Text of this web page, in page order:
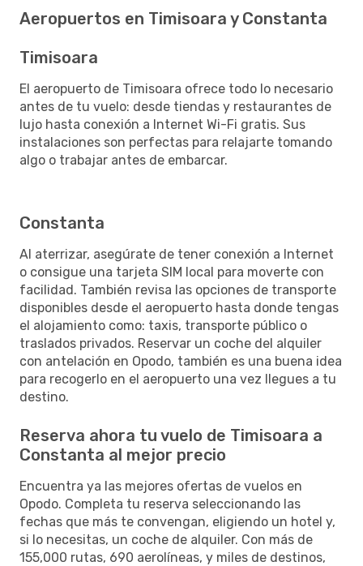
Aeropuertos en Timisoara y Constanta
Timisoara
El aeropuerto de Timisoara ofrece todo lo necesario
antes de tu vuelo: desde tiendas y restaurantes de
lujo hasta conexión a Internet Wi-Fi gratis. Sus
instalaciones son perfectas para relajarte tomando
algo o trabajar antes de embarcar.
Constanta
Al aterrizar, asegúrate de tener conexión a Internet
o consigue una tarjeta SIM local para moverte con
facilidad. También revisa las opciones de transporte
disponibles desde el aeropuerto hasta donde tengas
el alojamiento como: taxis, transporte público o
traslados privados. Reservar un coche del alquiler
con antelación en Opodo, también es una buena idea
para recogerlo en el aeropuerto una vez llegues a tu
destino.
Reserva ahora tu vuelo de Timisoara a
Constanta al mejor precio
Encuentra ya las mejores ofertas de vuelos en
Opodo. Completa tu reserva seleccionando las
fechas que más te convengan, eligiendo un hotel y,
si lo necesitas, un coche de alquiler. Con más de
155,000 rutas, 690 aerolíneas, y miles de destinos,